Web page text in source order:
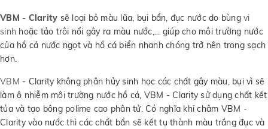
VBM - Clarity sẽ loại bỏ màu lũa, bụi bẩn, đục nước do bùng vi
sinh hoặc tảo trôi nổi gây ra màu nước,... giúp cho môi trường nước
của hồ cá nước ngọt và hồ cá biển nhanh chóng trở nên trong sạch
hơn.
VBM - Clarity không phân hủy sinh học các chất gây màu, bụi vì sẽ
làm ô nhiễm môi trường nước hồ cá, VBM - Clarity sử dụng chất kết
tủa và tạo bông polime cao phân tử. Có nghĩa khi châm VBM -
Clarity vào nước thì các chất bẩn sẽ kết tụ thành màu trắng đục và